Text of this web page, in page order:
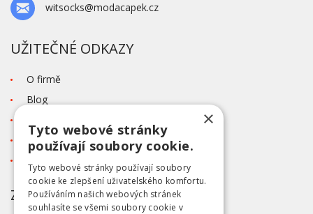
witsocks@modacapek.cz
UŽITEČNÉ ODKAZY
O firmě
Blog
Tabulka velikostí
ZÁKAZNICKÝ SERVIS
×
Tyto webové stránky
používají soubory cookie.
Tyto webové stránky používají soubory
cookie ke zlepšení uživatelského komfortu.
Používáním našich webových stránek
souhlasíte se všemi soubory cookie v